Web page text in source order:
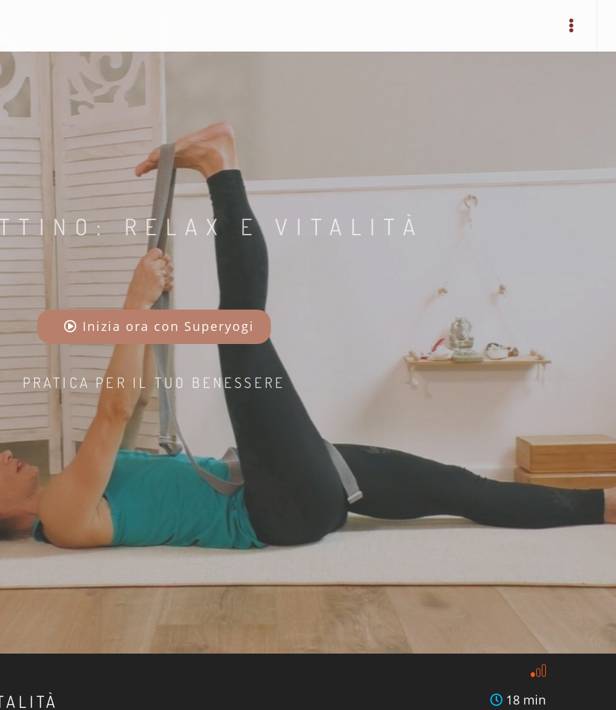
Inizia ora con Superyogi
RELAX E VITALITÀ
PRATICA PER IL TUO BENESSERE
18 min